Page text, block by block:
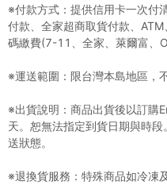
※付款方式：提供信用卡一次付
付款、全家超商取貨付款、
碼繳費(7-11、全家、萊爾富、
※運送範圍：限台灣本島地區，
※出貨說明：商品出貨後以訂購
天。恕無法指定到貨日期與時
送狀態。
※退換貨服務：特殊商品如冷凍